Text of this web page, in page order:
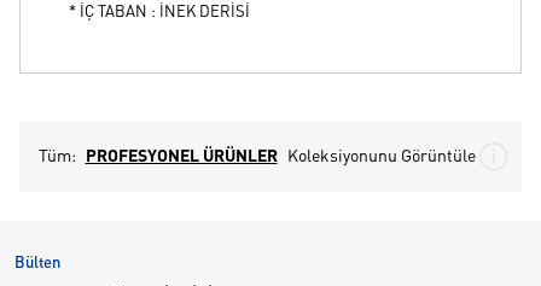
* İÇ TABAN : İNEK DERİSİ
Tüm: PROFESYONEL ÜRÜNLER Koleksiyonunu Görüntüle
Bülten